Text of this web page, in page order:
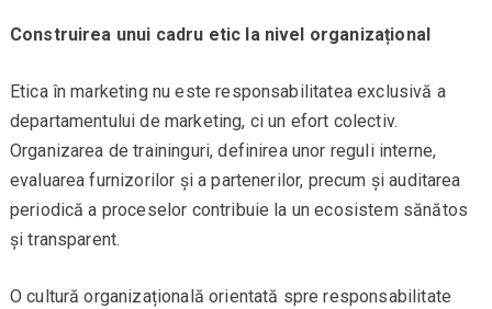
Construirea unui cadru etic la nivel organizațional
Etica în marketing nu este responsabilitatea exclusivă a
departamentului de marketing, ci un efort colectiv.
Organizarea de traininguri, definirea unor reguli interne,
evaluarea furnizorilor și a partenerilor, precum și auditarea
periodică a proceselor contribuie la un ecosistem sănătos
și transparent.
O cultură organizațională orientată spre responsabilitate